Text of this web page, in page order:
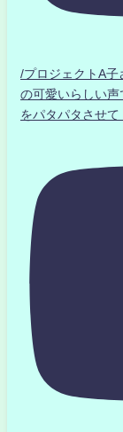
/プロジェクトA
の可愛いらしい
をパタパタさせ